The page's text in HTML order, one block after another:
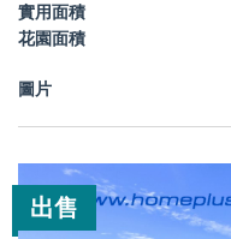
實用面積
花園面積
圖片
出售